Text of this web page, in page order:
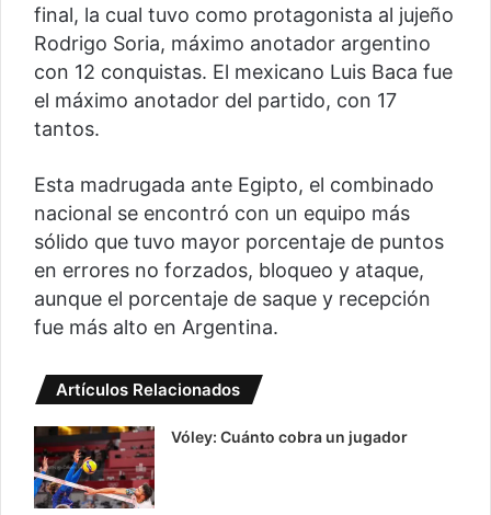
final, la cual tuvo como protagonista al jujeño
Rodrigo Soria, máximo anotador argentino
con 12 conquistas. El mexicano Luis Baca fue
el máximo anotador del partido, con 17
tantos.
Esta madrugada ante Egipto, el combinado
nacional se encontró con un equipo más
sólido que tuvo mayor porcentaje de puntos
en errores no forzados, bloqueo y ataque,
aunque el porcentaje de saque y recepción
fue más alto en Argentina.
Artículos Relacionados
Vóley: Cuánto cobra un jugador